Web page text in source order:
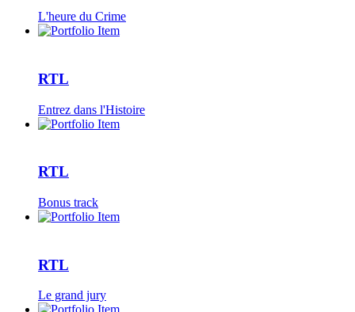
L'heure du Crime
RTL
Entrez dans l'Histoire
RTL
Bonus track
RTL
Le grand jury